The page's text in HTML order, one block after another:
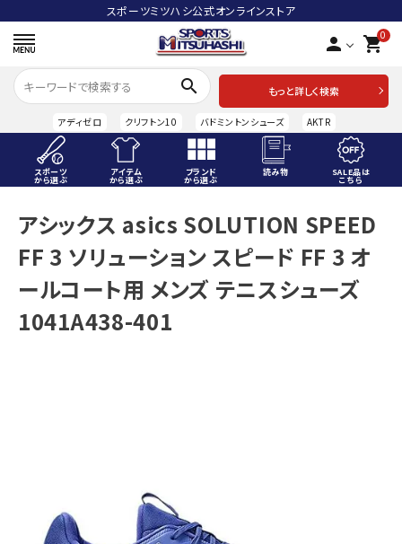
スポーツミツハシ公式オンラインストア
person 0
shopping_cart
search
もっと詳しく検索
アディゼロ クリフトン10 バドミントンシューズ AKTR
スポーツ
から選ぶ
アイテム
から選ぶ
ブランド
から選ぶ
読み物 SALE品は
こちら
ACCOUNT MENU
ようこそ ゲスト 様
ログイン person 会員登録
スポーツから選ぶ
INFORMATIOM
アシックス asics SOLUTION SPEED
FF 3 ソリューション スピード FF 3 オ
ールコート用 メンズ テニスシューズ
1041A438-401